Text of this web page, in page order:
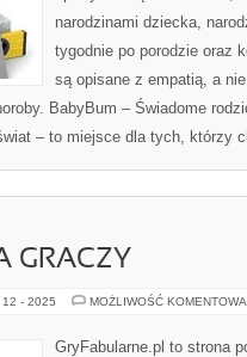
narodzinami dziecka,
tygodnie po porodzie oraz
są opisane z empatią, a
BabyBum – Świadome
– to miejsce dla tych, którzy
GRACZY
12 - 2025 MOŻLIWOŚĆ
GryFabularne.pl to strona